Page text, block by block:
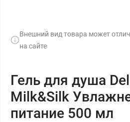
Внешний вид товара может
на сайте
Гель для душа
Milk&Silk
питание 500 мл